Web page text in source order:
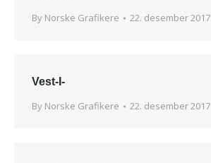
By Norske Grafikere 22. desember 2017
Vest-I-
By Norske Grafikere 22. desember 2017